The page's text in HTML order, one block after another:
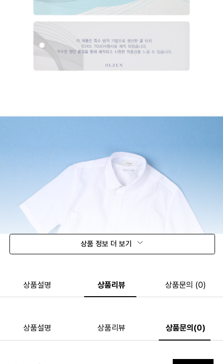
상품 정보 더 보기
상품설명 상품리뷰 상품문의 (0)
상품설명 상품리뷰 상품문의(0)